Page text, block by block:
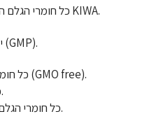
כל חומרי הגלם הינם אורגניים ותחת פיקוח ארגון KIWA.
ייצור תחת תקני איכות מחמירים (GMP).
כל חומרי הגלם אינם מהונדסים גנטית (GMO free).
כל חומרי הגלם לא עברו הקרנה.
כל חומרי הגלם אינם מכילים אלרגנים כלשהם.